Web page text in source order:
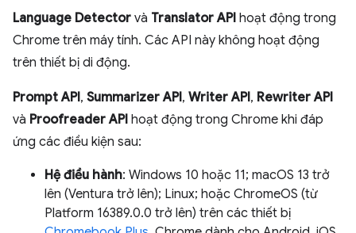
Language Detector và Translator API hoạt động trong
Chrome trên máy tính. Các API này không hoạt động
trên thiết bị di động.
Prompt API, Summarizer API, Writer API, Rewriter API
và Proofreader API hoạt động trong Chrome khi đáp
ứng các điều kiện sau:
Hệ điều hành: Windows 10 hoặc 11; macOS 13 trở
lên (Ventura trở lên); Linux; hoặc ChromeOS (từ
Platform 16389.0.0 trở lên) trên các thiết bị